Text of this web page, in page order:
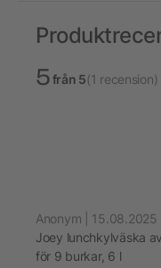
5från 5(1 recension)
Anonym | 15.08.2025
Joey lunchkylväska
för 9 burkar, 6 l